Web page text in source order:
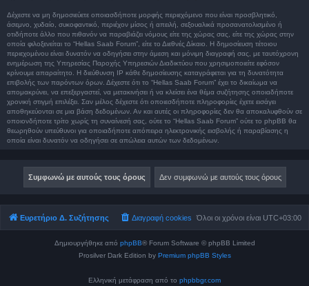
Δέχεστε να μη δημοσιεύετε οποιασδήποτε μορφής περιεχόμενο που είναι προσβλητικό,
άσεμνο, χυδαίο, συκοφαντικό, περιέχον μίσος ή απειλή, σεξουαλικά προσανατολισμένο ή
οτιδήποτε άλλο που πιθανόν να παραβιάζει νόμους είτε της χώρας σας, είτε της χώρας στην
οποία φιλοξενείται το “Hellas Saab Forum”, είτε το Διεθνές Δίκαιο. Η δημοσίευση τέτοιου
περιεχομένου είναι δυνατόν να οδηγήσει στην άμεση και μόνιμη διαγραφή σας, με ταυτόχρονη
ενημέρωση της Υπηρεσίας Παροχής Υπηρεσιών Διαδικτύου που χρησιμοποιείτε εφόσον
κρίνουμε απαραίτητο. Η διεύθυνση IP κάθε δημοσίευσης καταγράφεται για τη δυνατότητα
επιβολής των παρόντων όρων. Δέχεστε ότι το “Hellas Saab Forum” έχει το δικαίωμα να
απομακρύνει, να επεξεργαστεί, να μετακινήσει ή να κλείσει ένα θέμα συζήτησης οποιαδήποτε
χρονική στιγμή επιλέξει. Σαν μέλος δέχεστε ότι οποιεσδήποτε πληροφορίες έχετε εισάγει
αποθηκεύονται σε μια βάση δεδομένων. Αν και αυτές οι πληροφορίες δεν θα αποκαλυφθούν σε
οποιονδήποτε τρίτο χωρίς τη συναίνεσή σας, ούτε το “Hellas Saab Forum” ούτε το phpBB θα
θεωρηθούν υπεύθυνοι για οποιαδήποτε απόπειρα ηλεκτρονικής εισβολής ή παραβίασης η
οποία είναι δυνατόν να οδηγήσει σε απώλεια αυτών των δεδομένων.
Ευρετήριο Δ. Συζήτησης Όλοι οι χρόνοι είναι UTC+03:00
Διαγραφή cookies
Δημιουργήθηκε από phpBB® Forum Software © phpBB Limited
Prosilver Dark Edition by Premium phpBB Styles
Ελληνική μετάφραση από το phpbbgr.com